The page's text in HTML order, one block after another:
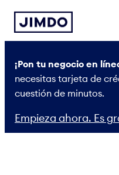
Saltar
contenido
¡Pon tu negocio en
necesitas tarjeta de
cuestión de minutos.
Empieza ahora. Es